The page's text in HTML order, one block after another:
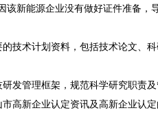
该新能源企业没有做好证件准备，
技术计划资料，包括技术论文、
发管理框架，规范科学研究职责
高新企业认定资讯及高新企业认